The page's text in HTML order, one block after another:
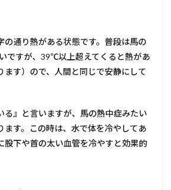
の通り熱がある状態です。普段は馬の
ですが、39℃以上超えてくると熱があ
ます）ので、人間と同じで安静にして
る』と言いますが、馬の熱中症みたい
ます。この時は、水で体を冷やしてあ
股下や首の太い血管を冷やすと効果的